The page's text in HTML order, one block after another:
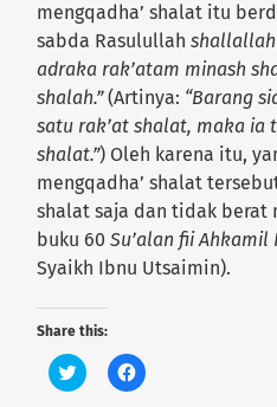
mengqadha’ shalat itu
sabda Rasulullah
adraka rak’atam minash
shalah.”(Artinya: “Barang
satu rak’at shalat, maka ia
shalat.”) Oleh karena itu,
mengqadha’ shalat
shalat saja dan tidak berat
buku 60Su’alan fii Ahkamil
Syaikh Ibnu Utsaimin).
Share this:
C
l
C
l